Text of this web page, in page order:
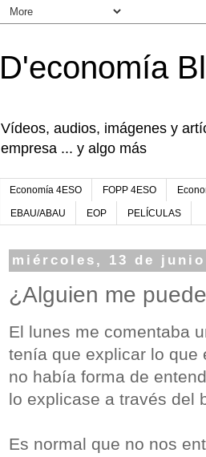
D'economía
Vídeos, audios, imágenes y
empresa ... y algo más
Economía 4ESO FOPP 4ESO
EBAU/ABAU EOP PELÍCULAS
miércoles, 13 de junio
¿Alguien me
El lunes me comentaba
tenía que explicar lo que
no había forma de
lo explicase a través del
Es normal que no nos